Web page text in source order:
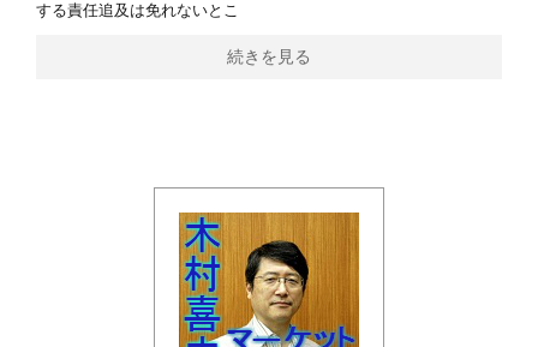
する責任追及は免れないとこ
続きを見る